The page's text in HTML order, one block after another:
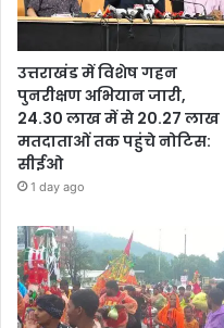
उत्तराखंड में विशेष गहन
पुनरीक्षण अभियान जारी,
24.30 लाख में से 20.27 लाख
मतदाताओं तक पहुंचे नोटिस:
सीईओ
1 day ago